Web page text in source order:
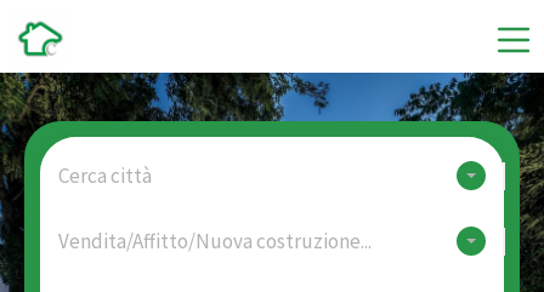
Cerca città
Vendita/Affitto/Nuova costruzione...